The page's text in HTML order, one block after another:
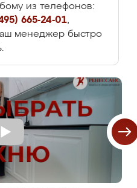
из телефонов:
665-24-01,
менеджер быстро